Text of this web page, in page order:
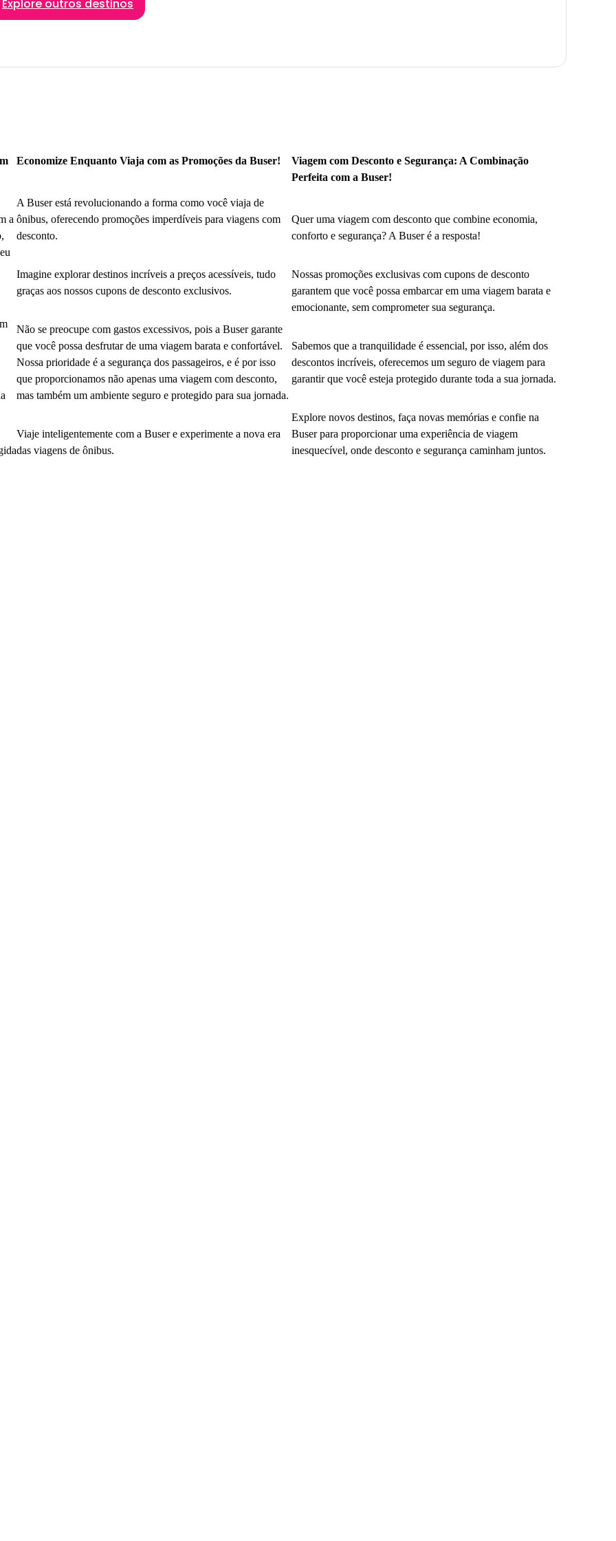
Explore outros destinos
a
Economize Enquanto Viaja com as Promoções da Buser!
A Buser está revolucionando a forma como você viaja de
ônibus, oferecendo promoções imperdíveis para viagens com
desconto.
Imagine explorar destinos incríveis a preços acessíveis, tudo
graças aos nossos cupons de desconto exclusivos.
Não se preocupe com gastos excessivos, pois a Buser garante
que você possa desfrutar de uma viagem barata e confortável.
Nossa prioridade é a segurança dos passageiros, e é por isso
que proporcionamos não apenas uma viagem com desconto,
mas também um ambiente seguro e protegido para sua jornada.
Viaje inteligentemente com a Buser e experimente a nova era
das viagens de ônibus.
Viagem com Desconto e Segurança: A Combinação
Perfeita com a Buser!
Quer uma viagem com desconto que combine economia,
conforto e segurança? A Buser é a resposta!
Nossas promoções exclusivas com cupons de desconto
garantem que você possa embarcar em uma viagem barata e
emocionante, sem comprometer sua segurança.
Sabemos que a tranquilidade é essencial, por isso, além dos
descontos incríveis, oferecemos um seguro de viagem para
garantir que você esteja protegido durante toda a sua jornada.
Explore novos destinos, faça novas memórias e confie na
Buser para proporcionar uma experiência de viagem
inesquecível, onde desconto e segurança caminham juntos.